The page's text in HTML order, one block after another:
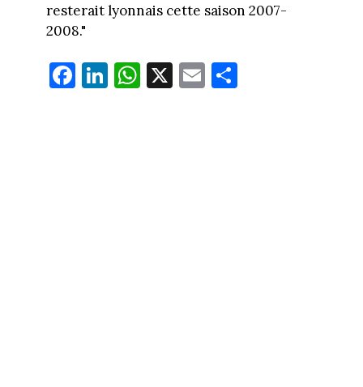
resterait lyonnais cette saison 2007-
2008."
Fa
ce
Li
nk
W
ha
X E
m
Pa